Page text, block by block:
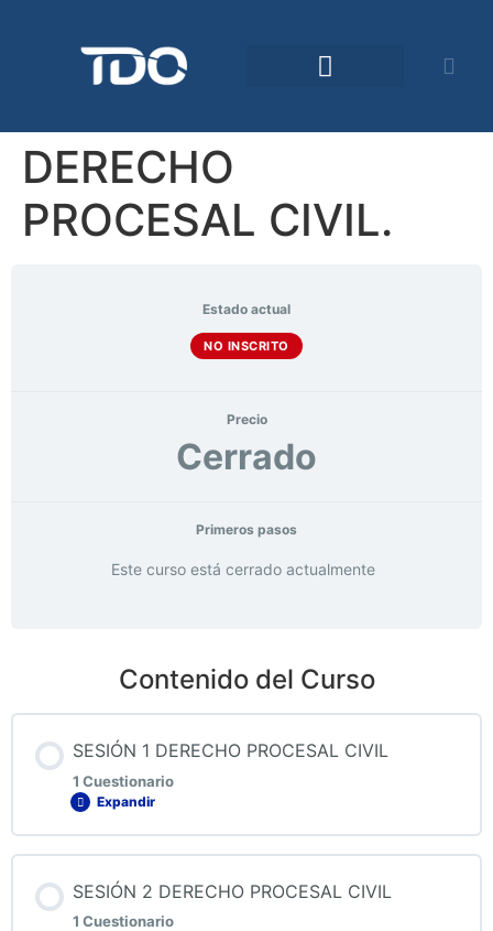
DERECHO
PROCESAL CIVIL.
Estado actual
NO INSCRITO
Precio
Cerrado
Primeros pasos
Este curso está cerrado actualmente
Contenido del Curso
SESIÓN 1 DERECHO PROCESAL CIVIL
1 Cuestionario
Expandir
SESIÓN 2 DERECHO PROCESAL CIVIL
1 Cuestionario